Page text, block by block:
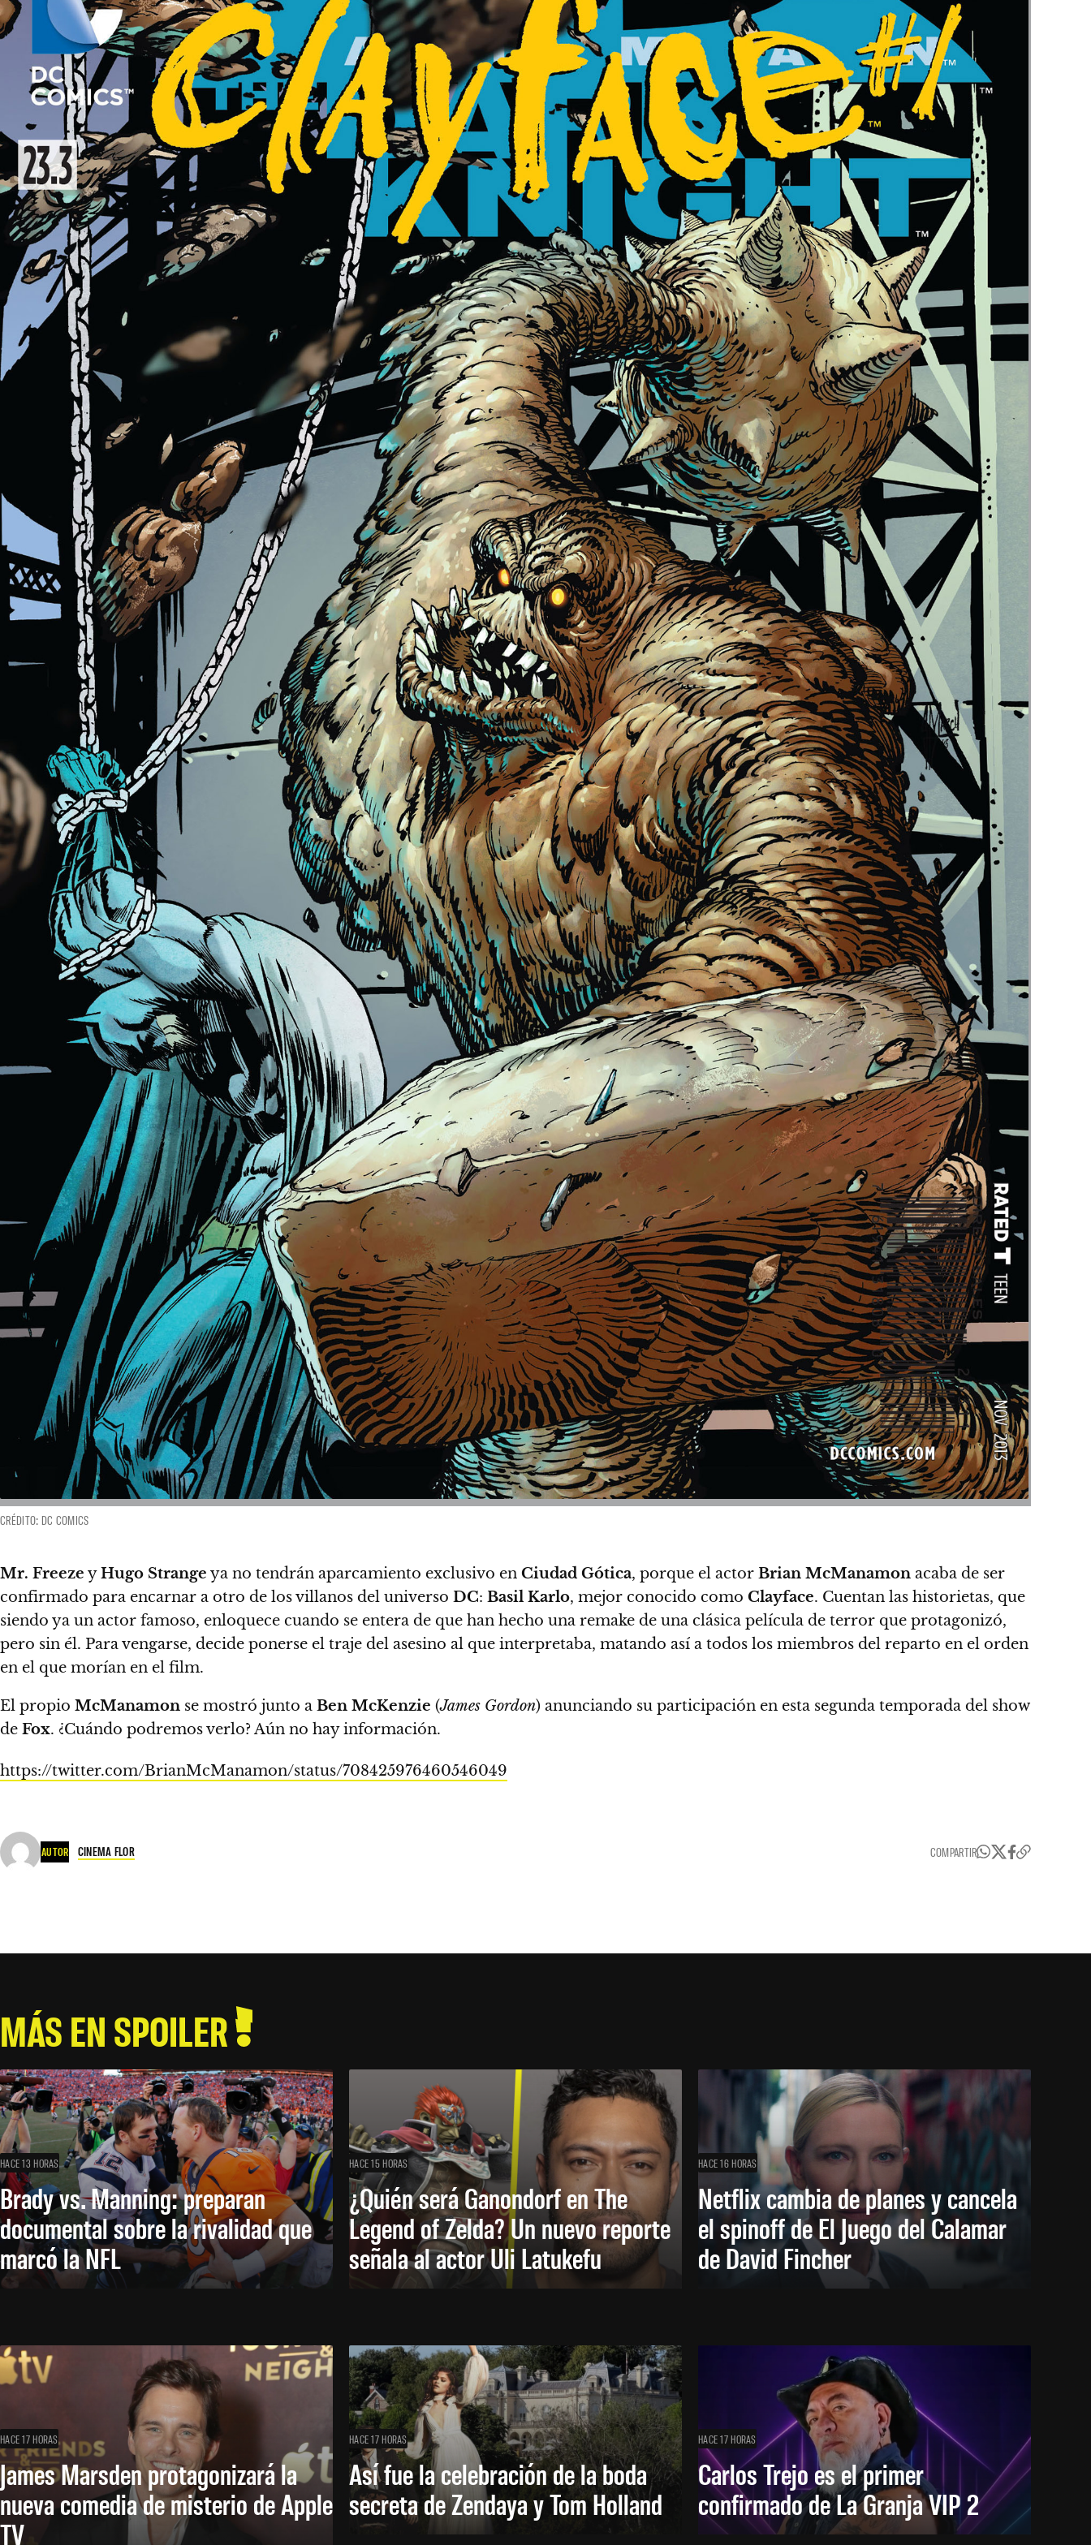
CRÉDITO: DC COMICS
Mr. Freeze yHugo Strange ya no tendrán aparcamiento exclusivo en Ciudad Gótica, porque el actor Brian McManamon acaba de ser
confirmado para encarnar a otro de los villanos del universo DC: Basil Karlo, mejor conocido como Clayface. Cuentan las historietas, que
siendo ya un actor famoso, enloquece cuando se entera de que han hecho una remake de una clásica película de terror que protagonizó,
pero sin él. Para vengarse, decide ponerse el traje del asesino al que interpretaba, matando así a todos los miembros del reparto en el orden
en el que morían en el film.
El propio McManamon se mostró junto a Ben McKenzie (James Gordon) anunciando su participación en esta segunda temporada del show
de Fox. ¿Cuándo podremos verlo? Aún no hay información.
https://twitter.com/BrianMcManamon/status/708425976460546049
AUTOR CINEMA FLOR COMPARTIR
MÁS EN SPOILER
HACE 13 HORAS
Brady vs. Manning: preparan
documental sobre la rivalidad que
marcó la NFL
HACE 15 HORAS
¿Quién será Ganondorf en The
Legend of Zelda? Un nuevo reporte
señala al actor Uli Latukefu
HACE 16 HORAS
Netflix cambia de planes y cancela
el spinoff de El Juego del Calamar
de David Fincher
HACE 17 HORAS
James Marsden protagonizará la
nueva comedia de misterio de Apple
TV
HACE 17 HORAS
Así fue la celebración de la boda
secreta de Zendaya y Tom Holland
HACE 17 HORAS
Carlos Trejo es el primer
confirmado de La Granja VIP 2